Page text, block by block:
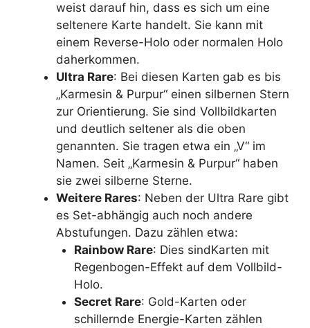
weist darauf hin, dass es sich um eine
seltenere Karte handelt. Sie kann mit
einem Reverse-Holo oder normalen Holo
daherkommen.
Ultra Rare: Bei diesen Karten gab es bis
„Karmesin & Purpur“ einen silbernen Stern
zur Orientierung. Sie sind Vollbildkarten
und deutlich seltener als die oben
genannten. Sie tragen etwa ein „V“ im
Namen. Seit „Karmesin & Purpur“ haben
sie zwei silberne Sterne.
Weitere Rares: Neben der Ultra Rare gibt
es Set-abhängig auch noch andere
Abstufungen. Dazu zählen etwa:
Rainbow Rare: Dies sindKarten mit
Regenbogen-Effekt auf dem Vollbild-
Holo.
Secret Rare: Gold-Karten oder
schillernde Energie-Karten zählen